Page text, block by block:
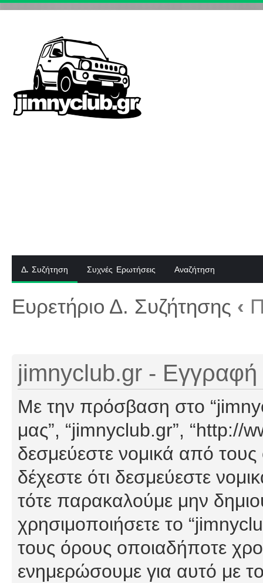
Δ. Συζήτηση Συχνές Ερωτήσεις Αναζήτηση
Ευρετήριο Δ. Συζήτησης ‹
jimnyclub.gr - Εγγραφή
Με την πρόσβαση στο
μας”, “jimnyclub.gr”, “http://
δεσμεύεστε νομικά από
δέχεστε ότι δεσμεύεστε
τότε παρακαλούμε μην
χρησιμοποιήσετε το
τους όρους οποιαδήποτε
ενημερώσουμε για αυτό με